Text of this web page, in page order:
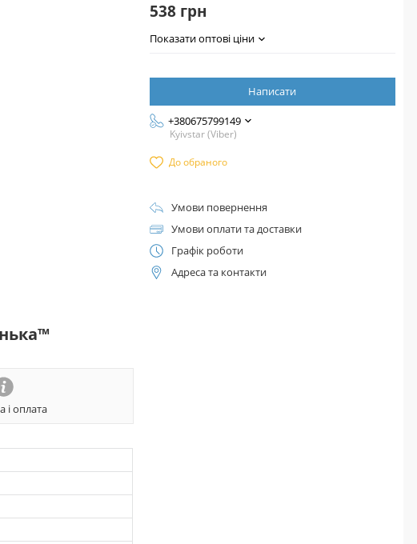
і оплата
538 грн
Показати оптові ціни
Написати
+380675799149
Kyivstar (Viber)
До обраного
Умови повернення
Умови оплати та доставки
Графік роботи
Адреса та контакти